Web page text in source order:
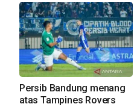
Persib Bandung menang
atas Tampines Rovers